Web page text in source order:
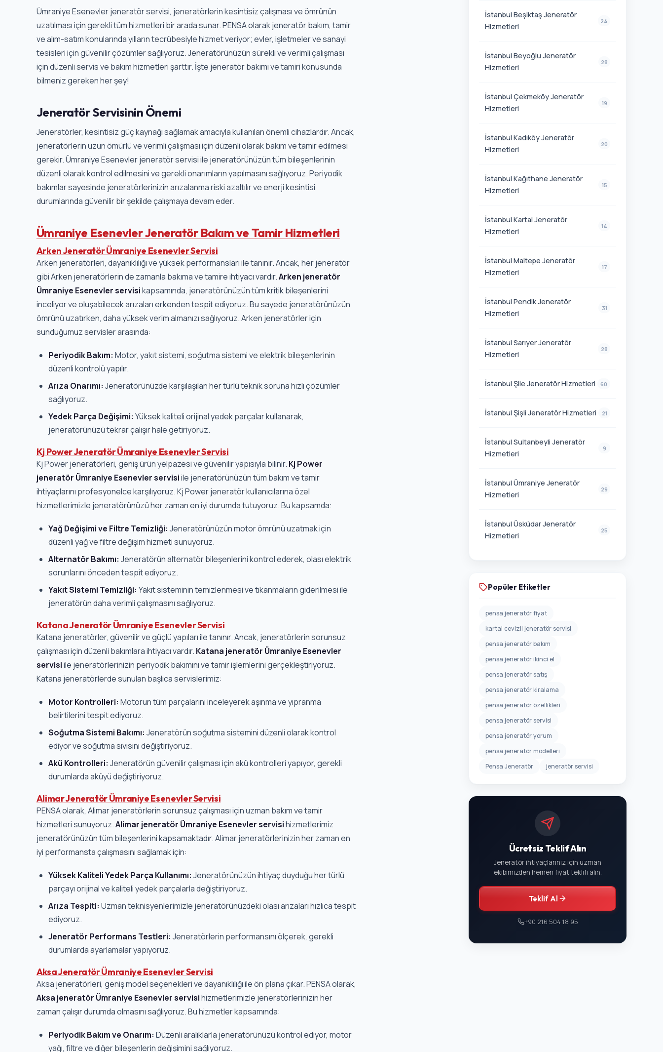
Ümraniye Esenevler jeneratör servisi, jeneratörlerin kesintisiz çalışması ve ömrünün
uzatılması için gerekli tüm hizmetleri bir arada sunar. PENSA olarak jeneratör bakım, tamir
ve alım-satım konularında yılların tecrübesiyle hizmet veriyor; evler, işletmeler ve sanayi
tesisleri için güvenilir çözümler sağlıyoruz. Jeneratörünüzün sürekli ve verimli çalışması
için düzenli servis ve bakım hizmetleri şarttır. İşte jeneratör bakımı ve tamiri konusunda
bilmeniz gereken her şey!
Jeneratör Servisinin Önemi
Jeneratörler, kesintisiz güç kaynağı sağlamak amacıyla kullanılan önemli cihazlardır. Ancak,
jeneratörlerin uzun ömürlü ve verimli çalışması için düzenli olarak bakım ve tamir edilmesi
gerekir. Ümraniye Esenevler jeneratör servisi ile jeneratörünüzün tüm bileşenlerinin
düzenli olarak kontrol edilmesini ve gerekli onarımların yapılmasını sağlıyoruz. Periyodik
bakımlar sayesinde jeneratörlerinizin arızalanma riski azaltılır ve enerji kesintisi
durumlarında güvenilir bir şekilde çalışmaya devam eder.
Ümraniye Esenevler Jeneratör Bakım ve Tamir Hizmetleri
Arken Jeneratör Ümraniye Esenevler Servisi
Arken jeneratörleri, dayanıklılığı ve yüksek performansları ile tanınır. Ancak, her jeneratör
gibi Arken jeneratörlerin de zamanla bakıma ve tamire ihtiyacı vardır.Arken jeneratör
Ümraniye Esenevler servisikapsamında, jeneratörünüzün tüm kritik bileşenlerini
inceliyor ve oluşabilecek arızaları erkenden tespit ediyoruz. Bu sayede jeneratörünüzün
ömrünü uzatırken, daha yüksek verim almanızı sağlıyoruz. Arken jeneratörler için
sunduğumuz servisler arasında:
Periyodik Bakım: Motor, yakıt sistemi, soğutma sistemi ve elektrik bileşenlerinin
düzenli kontrolü yapılır.
Arıza Onarımı: Jeneratörünüzde karşılaşılan her türlü teknik soruna hızlı çözümler
sağlıyoruz.
Yedek Parça Değişimi: Yüksek kaliteli orijinal yedek parçalar kullanarak,
jeneratörünüzü tekrar çalışır hale getiriyoruz.
Kj Power Jeneratör Ümraniye Esenevler Servisi
Kj Power jeneratörleri, geniş ürün yelpazesi ve güvenilir yapısıyla bilinir. Kj Power
jeneratör Ümraniye Esenevler servisiile jeneratörünüzün tüm bakım ve tamir
ihtiyaçlarını profesyonelce karşılıyoruz. Kj Power jeneratör kullanıcılarına özel
hizmetlerimizle jeneratörünüzü her zaman en iyi durumda tutuyoruz. Bu kapsamda:
Yağ Değişimi ve Filtre Temizliği: Jeneratörünüzün motor ömrünü uzatmak için
düzenli yağ ve filtre değişim hizmeti sunuyoruz.
Alternatör Bakımı: Jeneratörün alternatör bileşenlerini kontrol ederek, olası elektrik
sorunlarını önceden tespit ediyoruz.
Yakıt Sistemi Temizliği: Yakıt sisteminin temizlenmesi ve tıkanmaların giderilmesi ile
jeneratörün daha verimli çalışmasını sağlıyoruz.
Katana Jeneratör Ümraniye Esenevler Servisi
Katana jeneratörler, güvenilir ve güçlü yapıları ile tanınır. Ancak, jeneratörlerin sorunsuz
çalışması için düzenli bakımlara ihtiyacı vardır. Katana jeneratör Ümraniye Esenevler
servisiile jeneratörlerinizin periyodik bakımını ve tamir işlemlerini gerçekleştiriyoruz.
Katana jeneratörlerde sunulan başlıca servislerimiz:
Motor Kontrolleri: Motorun tüm parçalarını inceleyerek aşınma ve yıpranma
belirtilerini tespit ediyoruz.
Soğutma Sistemi Bakımı: Jeneratörün soğutma sistemini düzenli olarak kontrol
ediyor ve soğutma sıvısını değiştiriyoruz.
Akü Kontrolleri: Jeneratörün güvenilir çalışması için akü kontrolleri yapıyor, gerekli
durumlarda aküyü değiştiriyoruz.
Alimar Jeneratör Ümraniye Esenevler Servisi
PENSA olarak, Alimar jeneratörlerin sorunsuz çalışması için uzman bakım ve tamir
hizmetleri sunuyoruz.Alimar jeneratör Ümraniye Esenevler servisihizmetlerimiz
jeneratörünüzün tüm bileşenlerini kapsamaktadır. Alimar jeneratörlerinizin her zaman en
iyi performansta çalışmasını sağlamak için:
Yüksek Kaliteli Yedek Parça Kullanımı: Jeneratörünüzün ihtiyaç duyduğu her türlü
parçayı orijinal ve kaliteli yedek parçalarla değiştiriyoruz.
Arıza Tespiti: Uzman teknisyenlerimizle jeneratörünüzdeki olası arızaları hızlıca tespit
ediyoruz.
Jeneratör Performans Testleri: Jeneratörlerin performansını ölçerek, gerekli
durumlarda ayarlamalar yapıyoruz.
Aksa Jeneratör Ümraniye Esenevler Servisi
Aksa jeneratörleri, geniş model seçenekleri ve dayanıklılığı ile ön plana çıkar. PENSA olarak,
Aksa jeneratör Ümraniye Esenevler servisihizmetlerimizle jeneratörlerinizin her
zaman çalışır durumda olmasını sağlıyoruz. Bu hizmetler kapsamında:
Periyodik Bakım ve Onarım: Düzenli aralıklarla jeneratörünüzü kontrol ediyor, motor
yağı, filtre ve diğer bileşenlerin değişimini sağlıyoruz.
İstanbul Beşiktaş Jeneratör
Hizmetleri
24
İstanbul Beyoğlu Jeneratör
Hizmetleri
28
İstanbul Çekmeköy Jeneratör
Hizmetleri
19
İstanbul Kadıköy Jeneratör
Hizmetleri
20
İstanbul Kağıthane Jeneratör
Hizmetleri
15
İstanbul Kartal Jeneratör
Hizmetleri
14
İstanbul Maltepe Jeneratör
Hizmetleri
17
İstanbul Pendik Jeneratör
Hizmetleri
31
İstanbul Sarıyer Jeneratör
Hizmetleri
28
İstanbul Şile Jeneratör Hizmetleri 60
İstanbul Şişli Jeneratör Hizmetleri 21
İstanbul Sultanbeyli Jeneratör
Hizmetleri
9
İstanbul Ümraniye Jeneratör
Hizmetleri
29
İstanbul Üsküdar Jeneratör
Hizmetleri
25
Popüler Etiketler
pensa jeneratör fiyat
kartal cevizli jeneratör servisi
pensa jeneratör bakım
pensa jeneratör ikinci el
pensa jeneratör satış
pensa jeneratör kiralama
pensa jeneratör özellikleri
pensa jeneratör servisi
pensa jeneratör yorum
pensa jeneratör modelleri
Pensa Jeneratör
jeneratör servisi
Ücretsiz Teklif Alın
Jeneratör ihtiyaçlarınız için uzman
ekibimizden hemen fiyat teklifi alın.
Teklif Al
+90 216 504 18 95